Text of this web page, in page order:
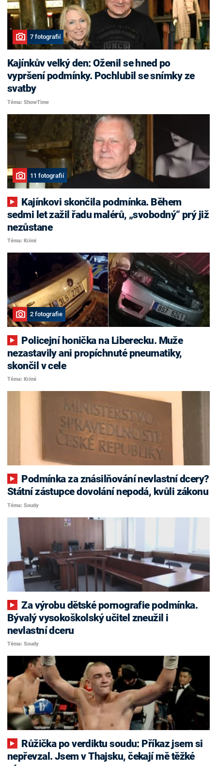
7 fotografií
Kajínkův velký den: Oženil se hned po
vypršení podmínky. Pochlubil se snímky ze
svatby
Téma: ShowTime
11 fotografií
sedmi let zažil řadu malérů, „svobodný“ prý již
nezůstane
Téma: Krimi
2 fotografie
nezastavily ani propíchnuté pneumatiky,
skončil v cele
Téma: Krimi
Státní zástupce dovolání nepodá, kvůli zákonu
Téma: Soudy
Za výrobu dětské pornografie podmínka.
Bývalý vysokoškolský učitel zneužil i
nevlastní dceru
Téma: Soudy
nepřevzal. Jsem v Thajsku, čekají mě těžké